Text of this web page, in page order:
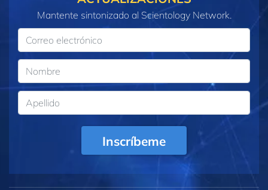
Mantente sintonizado al Scientology Network.
Inscríbeme